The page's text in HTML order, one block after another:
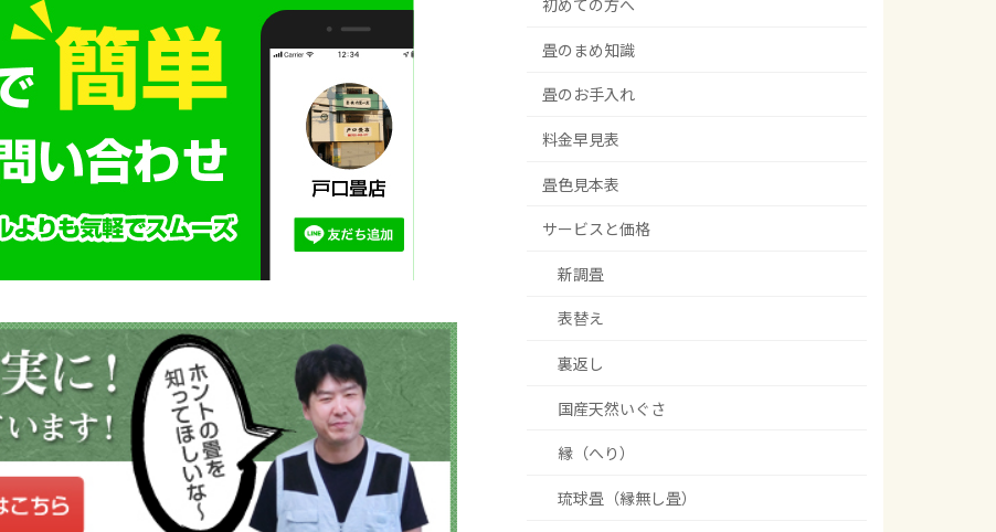
初めての方へ
畳のまめ知識
畳のお手入れ
料金早見表
畳色見本表
サービスと価格
新調畳
表替え
裏返し
国産天然いぐさ
縁（へり）
琉球畳（縁無し畳）